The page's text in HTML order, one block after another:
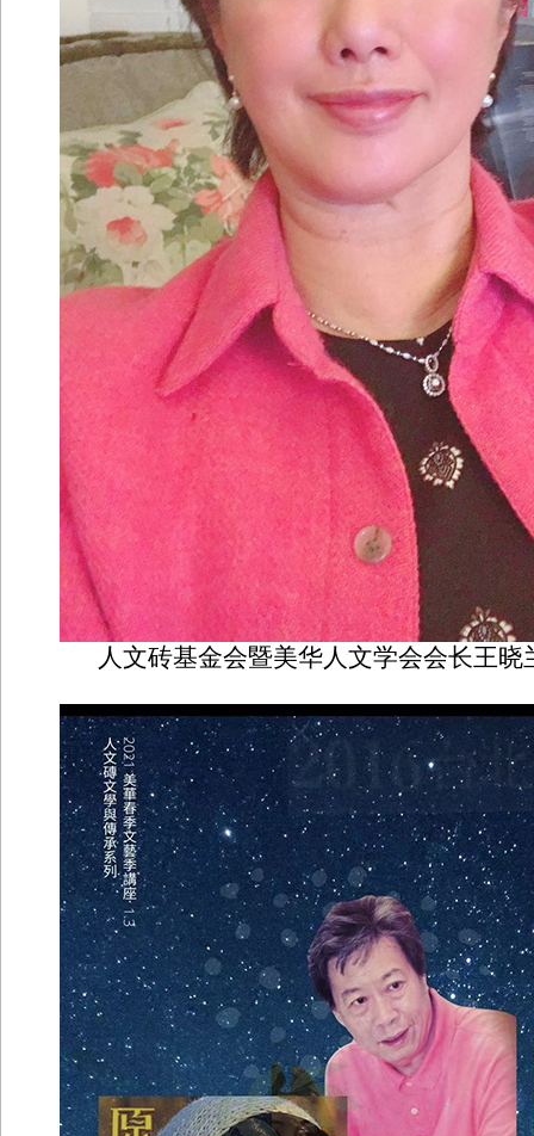
人文砖基金会暨美华人文学会会长王晓